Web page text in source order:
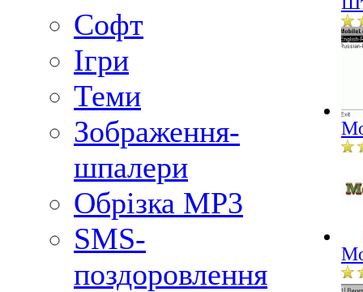
Софт
Ігри
Теми
Зображення-
шпалери
Обрізка MP3
SMS-
поздоровлення